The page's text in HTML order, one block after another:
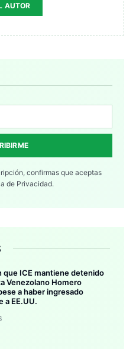
AUTOR
confirmas que aceptas
de Privacidad.
que ICE mantiene detenido
Venezolano Homero
a haber ingresado
a EE.UU.